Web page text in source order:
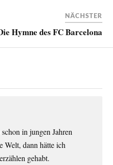
NÄCHSTER
Hymne des FC Barcelona
in jungen Jahren
Welt, dann hätte ich
gehabt.